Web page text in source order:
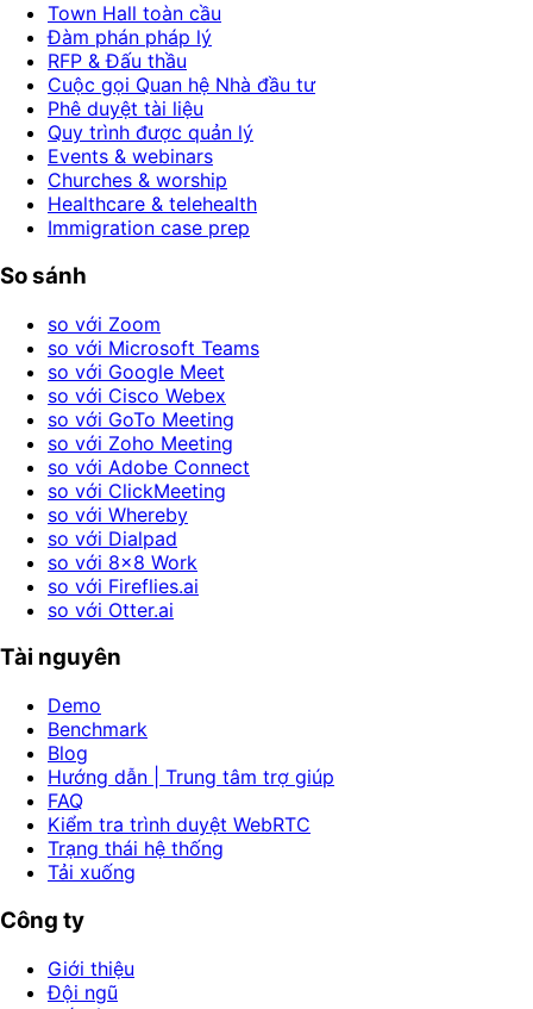
Town Hall toàn cầu
Đàm phán pháp lý
RFP & Đấu thầu
Cuộc gọi Quan hệ Nhà đầu tư
Phê duyệt tài liệu
Quy trình được quản lý
Events & webinars
Churches & worship
Healthcare & telehealth
Immigration case prep
So sánh
so với Zoom
so với Microsoft Teams
so với Google Meet
so với Cisco Webex
so với GoTo Meeting
so với Zoho Meeting
so với Adobe Connect
so với ClickMeeting
so với Whereby
so với Dialpad
so với 8x8 Work
so với Fireflies.ai
so với Otter.ai
Tài nguyên
Demo
Benchmark
Blog
Hướng dẫn | Trung tâm trợ giúp
FAQ
Kiểm tra trình duyệt WebRTC
Trạng thái hệ thống
Tải xuống
Công ty
Giới thiệu
Đội ngũ